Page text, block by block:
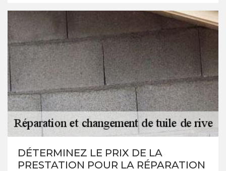
DÉTERMINEZ LE PRIX DE LA
PRESTATION POUR LA RÉPARATION